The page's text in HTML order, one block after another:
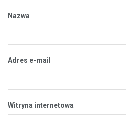
Nazwa
Adres e-mail
Witryna internetowa